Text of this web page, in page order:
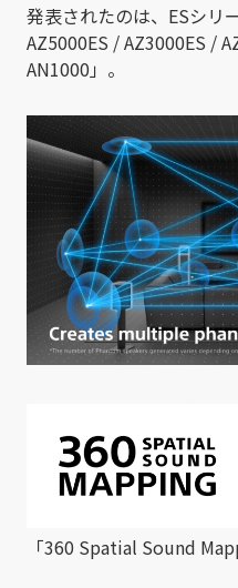
発表されたのは、ESシリ
AZ5000ES / AZ3000ES /
AN1000」。
「360 Spatial Sound